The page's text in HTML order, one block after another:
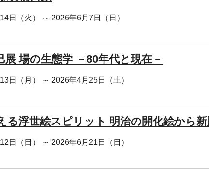
日（火） ～ 2026年6月7日（日）
展 場の生態学 －80年代と現在－
日（月） ～ 2026年4月25日（土）
る浮世絵スピリット 明治の開化絵から
日（日） ～ 2026年6月21日（日）